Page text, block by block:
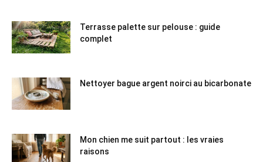
Terrasse palette sur pelouse : guide
complet
Nettoyer bague argent noirci au bicarbonate
Mon chien me suit partout : les vraies
raisons